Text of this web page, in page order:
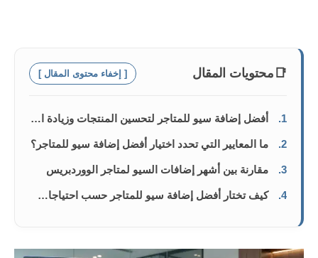
📑 محتويات المقال [ إخفاء محتوى المقال ]
1. أفضل إضافة سيو للمتاجر لتحسين المنتجات وزيادة المبيعات
2. ما المعايير التي تحدد اختيار أفضل إضافة سيو للمتاجر؟
3. مقارنة بين أشهر إضافات السيو لمتاجر الووردبريس
4. كيف تختار أفضل إضافة سيو للمتاجر حسب احتياجات موقعك؟